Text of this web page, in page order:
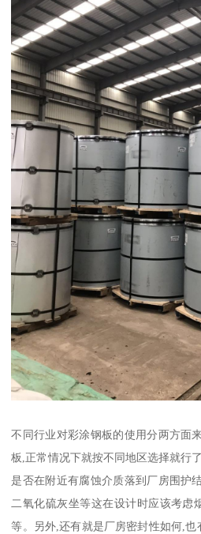
不同行业对彩涂钢板的使用分两方面
板,正常情况下就按不同地区选择就行
是否在附近有腐蚀介质落到厂房围护
二氧化硫灰坐等这在设计时应该考虑
等。另外,还有就是厂房密封性如何,